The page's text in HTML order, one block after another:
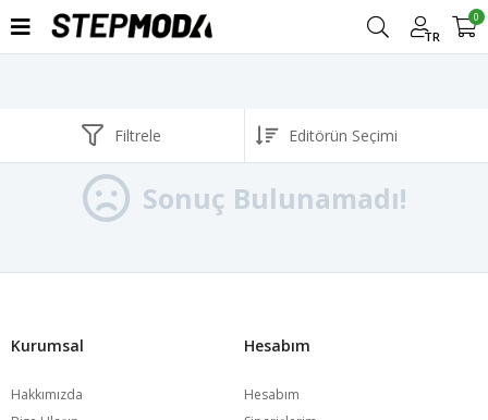
TR
0
Filtrele
Sonuç Bulunamadı!
Kurumsal
Hakkımızda
Hesabım
Hesabım